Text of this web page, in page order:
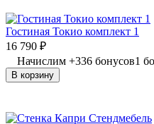
Гостиная Токио комплект 1
16 790 ₽
Начислим +336 бонусов1
В корзину